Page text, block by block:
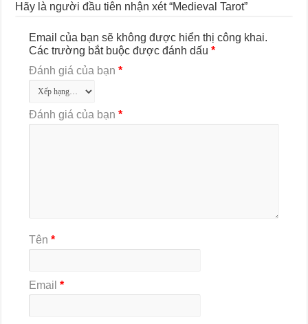
Hãy là người đầu tiên nhận xét “Medieval Tarot”
Email của bạn sẽ không được hiển thị công khai.
Các trường bắt buộc được đánh dấu*
Đánh giá của bạn*
Đánh giá của bạn*
Tên*
Email*